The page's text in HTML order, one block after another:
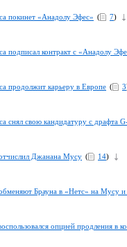
покинет «Анадолу Эфес» ( 7)
подписал контракт с «Анадолу
продолжит карьеру в Европе ( 3
снял свою кандидатуру с драфта
Джанана Мусу ( 14)
Брауна в «Нетс» на Мусу и
опцией продления в